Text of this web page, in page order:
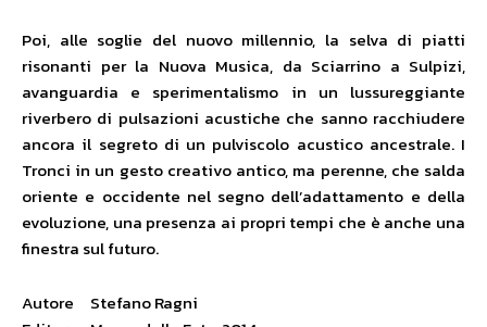
Poi, alle soglie del nuovo millennio, la selva di piatti
risonanti per la Nuova Musica, da Sciarrino a Sulpizi,
avanguardia e sperimentalismo in un lussureggiante
riverbero di pulsazioni acustiche che sanno racchiudere
ancora il segreto di un pulviscolo acustico ancestrale. I
Tronci in un gesto creativo antico, ma perenne, che salda
oriente e occidente nel segno dell’adattamento e della
evoluzione, una presenza ai propri tempi che è anche una
finestra sul futuro.
Autore Stefano Ragni